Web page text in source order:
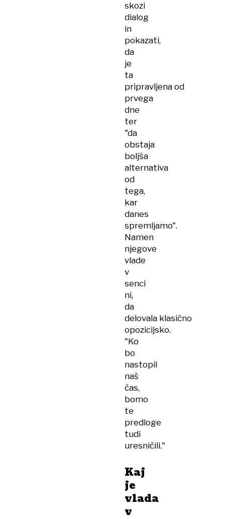
skozi
dialog
in
pokazati,
da
je
ta
pripravljena od
prvega
dne
ter
"da
obstaja
boljša
alternativa
od
tega,
kar
danes
spremljamo".
Namen
njegove
vlade
v
senci
ni,
da
delovala klasično
opozicijsko.
"Ko
bo
nastopil
naš
čas,
bomo
te
predloge
tudi
uresničili."
Kaj
je
vlada
v